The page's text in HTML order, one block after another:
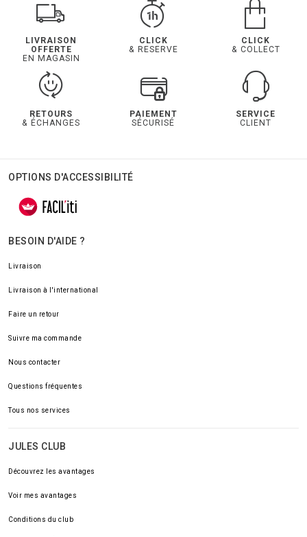
LIVRAISON
OFFERTE
EN MAGASIN
CLICK
& RESERVE
CLICK
& COLLECT
RETOURS
& ÉCHANGES
PAIEMENT
SÉCURISÉ
SERVICE
CLIENT
OPTIONS D'ACCESSIBILITÉ
BESOIN D'AIDE ?
Livraison
Livraison à l'international
Faire un retour
Suivre ma commande
Nous contacter
Questions fréquentes
Tous nos services
JULES CLUB
Découvrez les avantages
Voir mes avantages
Conditions du club